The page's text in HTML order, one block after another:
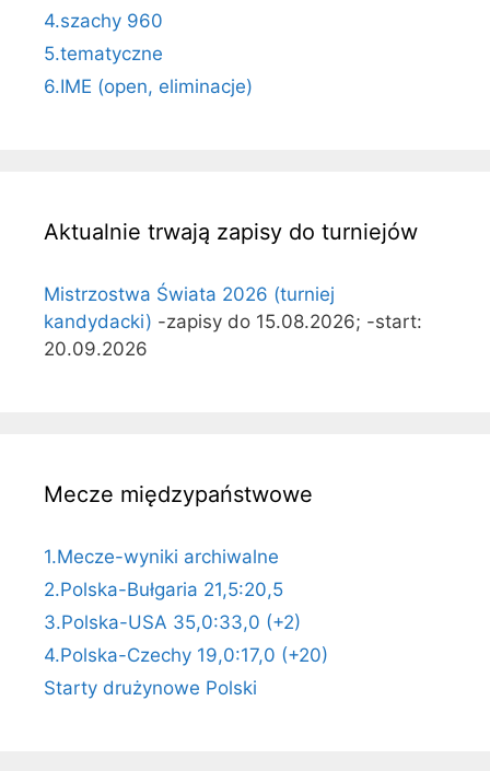
4.szachy 960
5.tematyczne
6.IME (open, eliminacje)
Aktualnie trwają zapisy do turniejów
Mistrzostwa Świata 2026 (turniej
kandydacki) -zapisy do 15.08.2026; -start:
20.09.2026
Mecze międzypaństwowe
1.Mecze-wyniki archiwalne
2.Polska-Bułgaria 21,5:20,5
3.Polska-USA 35,0:33,0 (+2)
4.Polska-Czechy 19,0:17,0 (+20)
Starty drużynowe Polski